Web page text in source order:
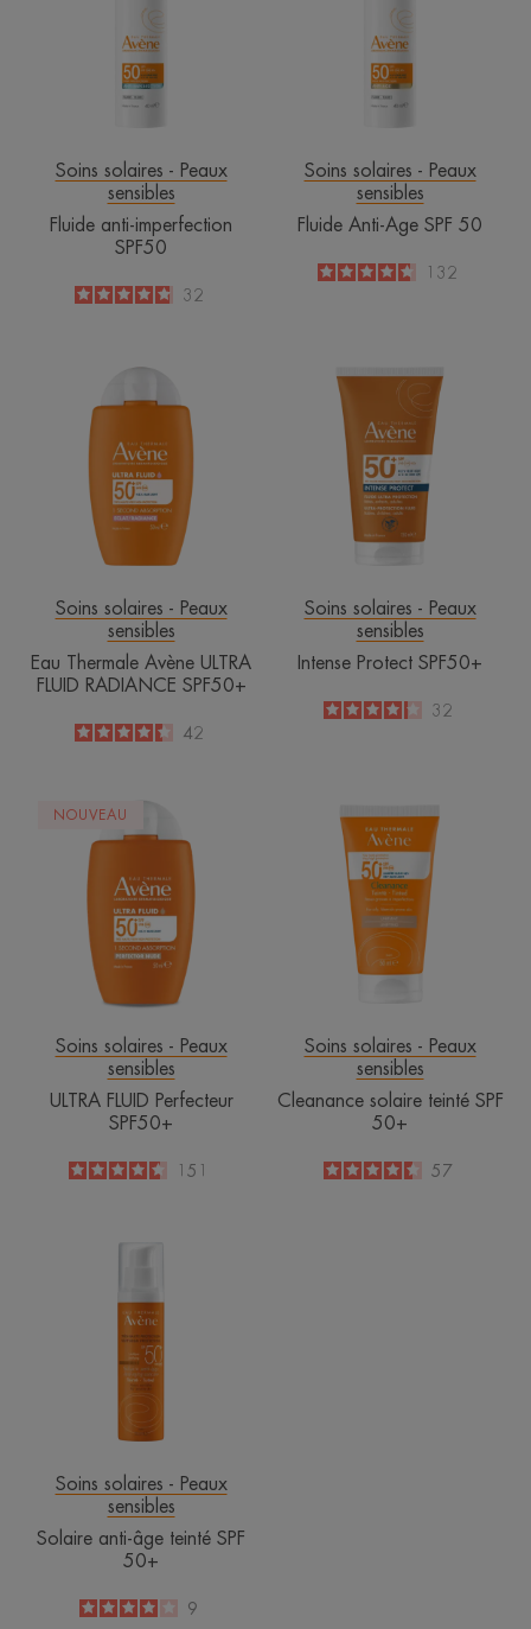
SPF50
Soins solaires - Peaux
sensibles
Fluide anti-imperfection
SPF50
4.8
/
5
32
SPF
50
Soins solaires - Peaux
sensibles
Fluide Anti-Age SPF 50
4.6
/5132
Eau
Avène
ULTRA
FLUID
RADIANCE
SPF50+
Soins solaires - Peaux
sensibles
Eau Thermale Avène ULTRA
FLUID RADIANCE SPF50+
4.4
/
5
42
Protect
SPF50+
Soins solaires - Peaux
sensibles
Intense Protect SPF50+
4.2
/
5
32
Perfecteur
SPF50+
NOUVEAU
Soins solaires - Peaux
sensibles
ULTRA FLUID Perfecteur
SPF50+
4.6
/5151
solaire
teinté
SPF
50+
Soins solaires - Peaux
sensibles
Cleanance solaire teinté SPF
50+
4.5
/
5
57
teinté
SPF
50+
Soins solaires - Peaux
sensibles
Solaire anti-âge teinté SPF
50+
4
/
5
9